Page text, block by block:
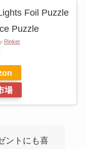
Foil Puzzle
Puzzle
Rinker
場
ントにも喜